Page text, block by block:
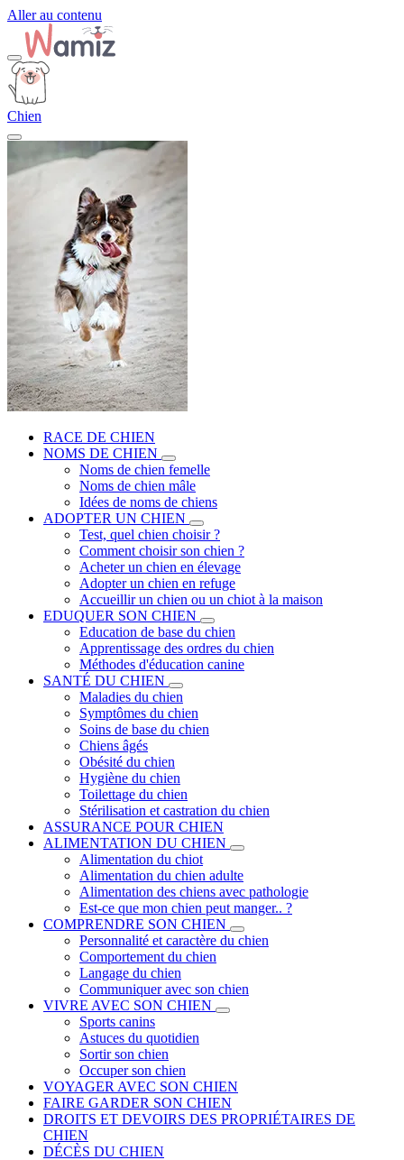
Aller au contenu
Chien
RACE DE CHIEN
NOMS DE CHIEN
Noms de chien femelle
Noms de chien mâle
Idées de noms de chiens
ADOPTER UN CHIEN
Test, quel chien choisir ?
Comment choisir son chien ?
Acheter un chien en élevage
Adopter un chien en refuge
Accueillir un chien ou un chiot à la maison
EDUQUER SON CHIEN
Education de base du chien
Apprentissage des ordres du chien
Méthodes d'éducation canine
SANTÉ DU CHIEN
Maladies du chien
Symptômes du chien
Soins de base du chien
Chiens âgés
Obésité du chien
Hygiène du chien
Toilettage du chien
Stérilisation et castration du chien
ASSURANCE POUR CHIEN
ALIMENTATION DU CHIEN
Alimentation du chiot
Alimentation du chien adulte
Alimentation des chiens avec pathologie
Est-ce que mon chien peut manger.. ?
COMPRENDRE SON CHIEN
Personnalité et caractère du chien
Comportement du chien
Langage du chien
Communiquer avec son chien
VIVRE AVEC SON CHIEN
Sports canins
Astuces du quotidien
Sortir son chien
Occuper son chien
VOYAGER AVEC SON CHIEN
FAIRE GARDER SON CHIEN
DROITS ET DEVOIRS DES PROPRIÉTAIRES DE
CHIEN
DÉCÈS DU CHIEN